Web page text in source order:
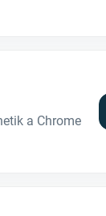
a Chrome